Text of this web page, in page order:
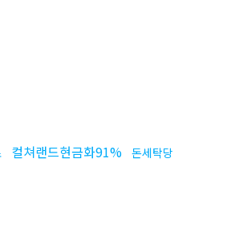
컬쳐랜드현금화91% 돈세탁당